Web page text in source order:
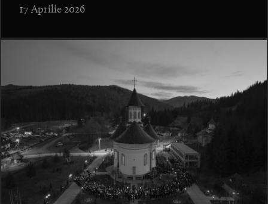
17 Aprilie 2026